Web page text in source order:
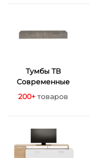
Тумбы ТВ
Современные
200+ товаров